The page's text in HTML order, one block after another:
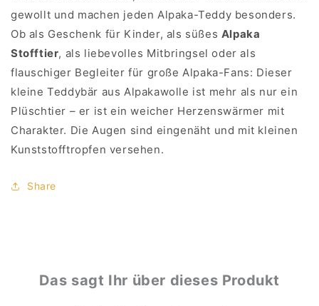
gewollt und machen jeden Alpaka-Teddy besonders.
Ob als Geschenk für Kinder, als süßes Alpaka
Stofftier, als liebevolles Mitbringsel oder als
flauschiger Begleiter für große Alpaka-Fans: Dieser
kleine Teddybär aus Alpakawolle ist mehr als nur ein
Plüschtier – er ist ein weicher Herzenswärmer mit
Charakter. Die Augen sind eingenäht und mit kleinen
Kunststofftropfen versehen.
Share
Das sagt Ihr über dieses Produkt